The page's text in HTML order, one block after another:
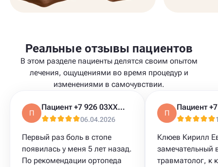
Реальные отзывы пациентов
В этом разделе пациенты делятся своим опытом
лечения, ощущениями во время процедур и
изменениями в самочувствии.
П
Пациент +7 926 03XXXXX
06.04.2026
Первый раз боль в стопе
появилась у меня 5 лет назад.
По рекомендации ортопеда
П
Клюев Кирилл
замечательный
травматолог, к